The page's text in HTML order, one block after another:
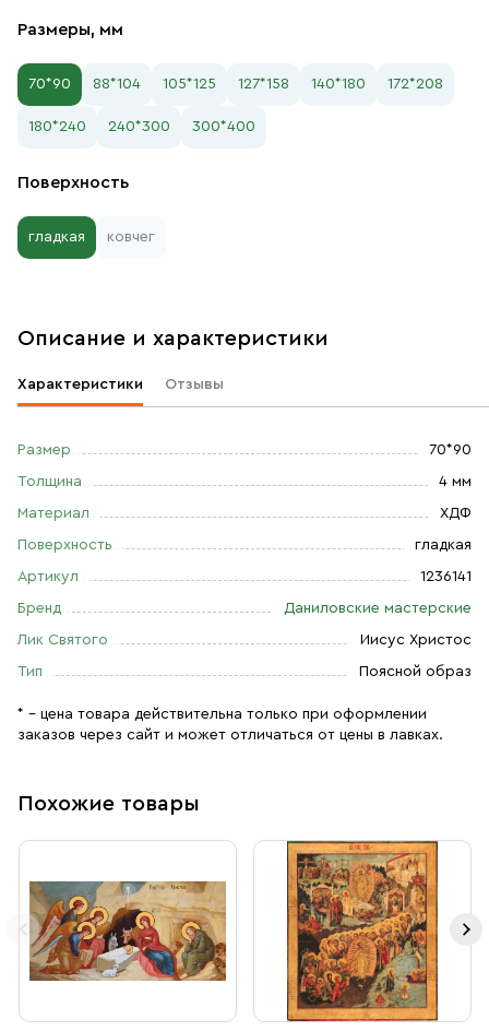
Размеры, мм
70*90 88*104 105*125 127*158 140*180 172*208
180*240 240*300 300*400
Поверхность
гладкая ковчег
Описание и характеристики
Характеристики Отзывы
Размер 70*90
Толщина 4 мм
Материал ХДФ
Поверхность гладкая
Артикул 1236141
Бренд Даниловские мастерские
Лик Святого Иисус Христос
Тип Поясной образ
* – цена товара действительна только при оформлении
заказов через сайт и может отличаться от цены в лавках.
Похожие товары